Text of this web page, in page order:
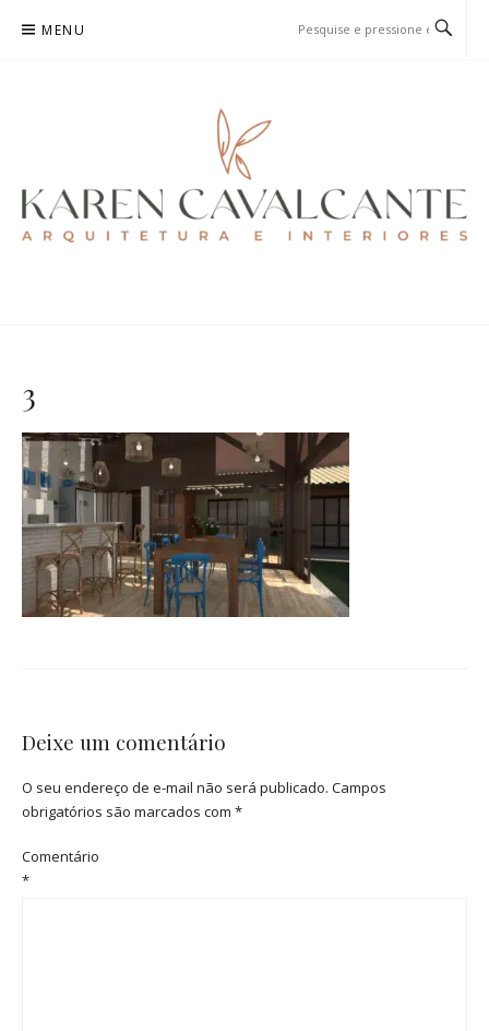
para
MENU
3
Deixe um comentário
O seu endereço de e-mail não será publicado. Campos
obrigatórios são marcados com *
Comentário
*